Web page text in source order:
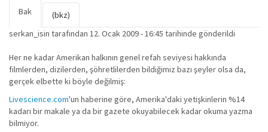
Birincil sekmeler
Bak
sekme)
(bkz)
serkan_isin tarafından 12. Ocak 2009 - 16:45 tarihinde gönderildi
Her ne kadar Amerikan halkının genel refah seviyesi hakkında
filmlerden, dizilerden, şöhretlilerden bildiğimiz bazı şeyler olsa da,
gerçek elbette ki böyle değilmiş:
Livescience.com'un haberine göre, Amerika'daki yetişkinlerin %14
kadarı bir makale ya da bir gazete okuyabilecek kadar okuma yazma
bilmiyor.